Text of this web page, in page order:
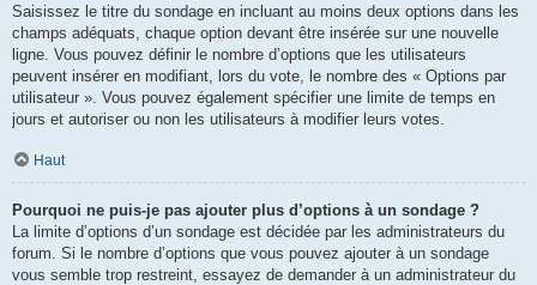
Saisissez le titre du sondage en incluant au moins deux options dans les
champs adéquats, chaque option devant être insérée sur une nouvelle
ligne. Vous pouvez définir le nombre d’options que les utilisateurs
peuvent insérer en modifiant, lors du vote, le nombre des « Options par
utilisateur ». Vous pouvez également spécifier une limite de temps en
jours et autoriser ou non les utilisateurs à modifier leurs votes.
Haut
Pourquoi ne puis-je pas ajouter plus d’options à un sondage ?
La limite d’options d’un sondage est décidée par les administrateurs du
forum. Si le nombre d’options que vous pouvez ajouter à un sondage
vous semble trop restreint, essayez de demander à un administrateur du